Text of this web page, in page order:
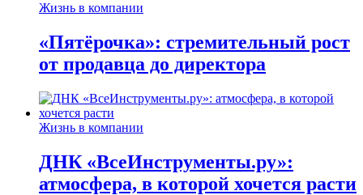
Жизнь в компании
«Пятёрочка»: стремительный рост
от продавца до директора
Жизнь в компании
ДНК «ВсеИнструменты.ру»:
атмосфера, в которой хочется расти